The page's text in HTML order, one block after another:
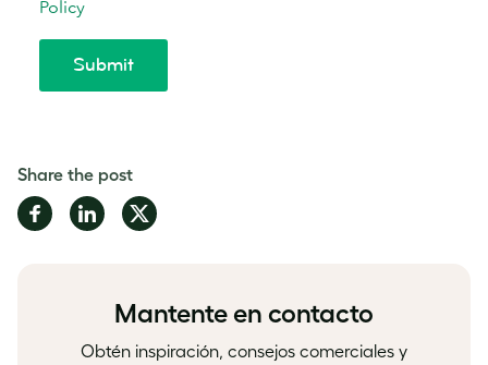
Share the post
Share
on
Share
on
Share
on
Mantente en contacto
Obtén inspiración, consejos comerciales y